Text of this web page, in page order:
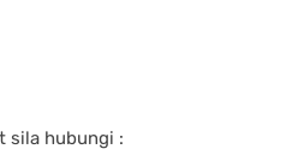
sila hubungi :